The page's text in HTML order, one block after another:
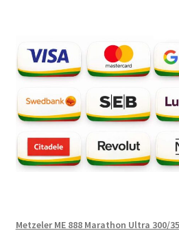
Metzeler ME 888 Marathon Ultra 300/